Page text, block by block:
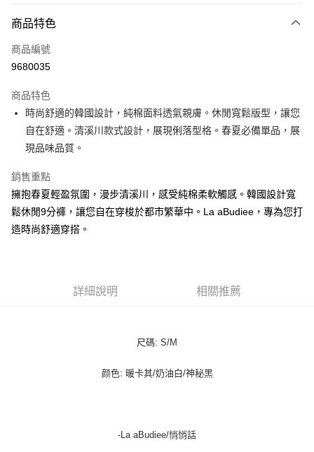
信用卡一次付款
LINE Pay
悠遊付
ATM付款
運送方式
付款後全家純取貨
每筆NT$100，滿NT$1,000(含以上)免運費
每筆NT$100，滿NT$1,000(含以上)免運費
商品特色
商品編號
9680035
商品特色
時尚舒適的韓國設計，純棉面料透氣親膚。休閒寬鬆版型，讓您
自在舒適。清溪川款式設計，展現俐落型格。春夏必備單品，展
現品味品質。
銷售重點
擁抱春夏輕盈氛圍，漫步清溪川，感受純棉柔軟觸感。韓國設計寬
鬆休閒9分褲，讓您自在穿梭於都市繁華中。La aBudiee，專為您打
造時尚舒適穿搭。
詳細說明 相關推薦
尺碼: S/M
颜色: 暖卡其/奶油白/神秘黑
-La aBudiee/悄悄話